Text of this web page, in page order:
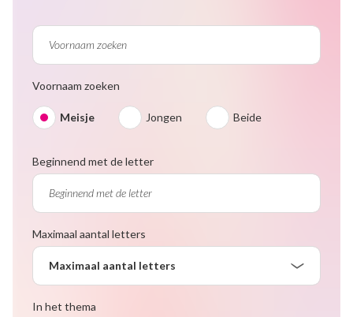
Voornaam zoeken
Meisje Jongen Beide
Beginnend met de letter
Maximaal aantal letters
Maximaal aantal letters
In het thema